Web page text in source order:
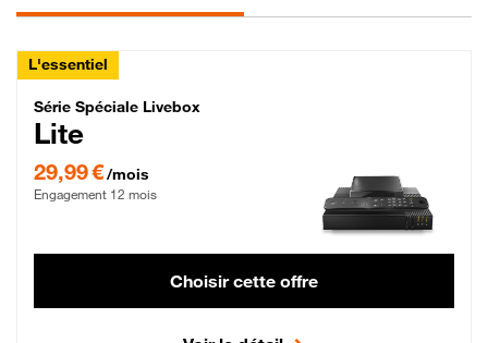
L'essentiel
Série Spéciale Livebox Lite Fibre
Série Spéciale Livebox
Lite
29,99 €/mois
Engagement 12 mois
Choisir cette offre